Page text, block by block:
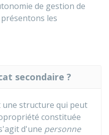
de gestion de
les
secondaire ?
une structure qui peut
constituée
d'une personne